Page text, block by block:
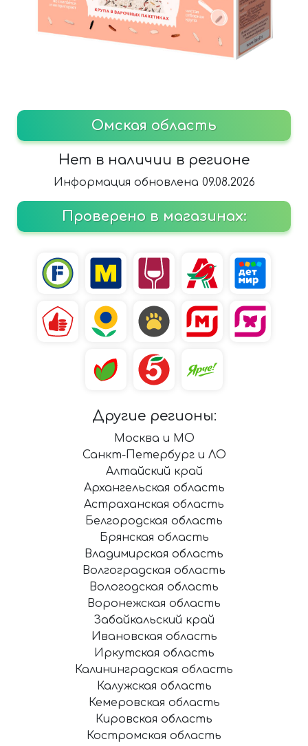
Омская область
Нет в наличии в регионе
Информация обновлена 09.08.2026
Проверено в магазинах:
Другие регионы:
Москва и МО
Санкт-Петербург и ЛО
Алтайский край
Архангельская область
Астраханская область
Белгородская область
Брянская область
Владимирская область
Волгоградская область
Вологодская область
Воронежская область
Забайкальский край
Ивановская область
Иркутская область
Калининградская область
Калужская область
Кемеровская область
Кировская область
Костромская область